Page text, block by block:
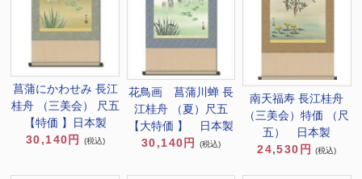
菖蒲にかわせみ 長江
桂舟 （三美会） 尺五
【特価 】日本製
30,140円
(税込)
花鳥画 菖蒲川蝉 長
江桂舟 （夏）尺五
【大特価 】 日本製
30,140円
(税込)
南天福寿 長江桂舟
（三美会）特価 （尺
五） 日本製
24,530円
(税込)